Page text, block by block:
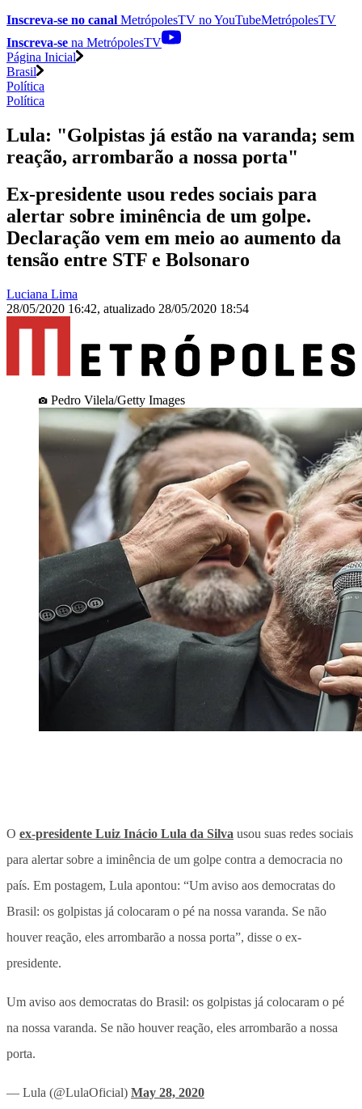
Inscreva-se no canal MetrópolesTV noYouTubeMetrópolesTV
Inscreva-se na MetrópolesTV
Página Inicial
Brasil
Política
Política
Lula: "Golpistas já estão na varanda; sem
reação, arrombarão a nossa porta"
Ex-presidente usou redes sociais para
alertar sobre iminência de um golpe.
Declaração vem em meio ao aumento da
tensão entre STF e Bolsonaro
Luciana Lima
28/05/2020 16:42, atualizado 28/05/2020 18:54
Pedro Vilela/Getty Images
O ex-presidente Luiz Inácio Lula da Silva usou suas redes sociais
para alertar sobre a iminência de um golpe contra a democracia no
país. Em postagem, Lula apontou: “Um aviso aos democratas do
Brasil: os golpistas já colocaram o pé na nossa varanda. Se não
houver reação, eles arrombarão a nossa porta”, disse o ex-
presidente.
Um aviso aos democratas do Brasil: os golpistas já colocaram o pé
na nossa varanda. Se não houver reação, eles arrombarão a nossa
porta.
— Lula (@LulaOficial) May 28, 2020